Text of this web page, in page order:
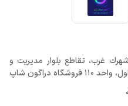
غرب، تقاطع بلوار مدیریت و
دراگون شاپ